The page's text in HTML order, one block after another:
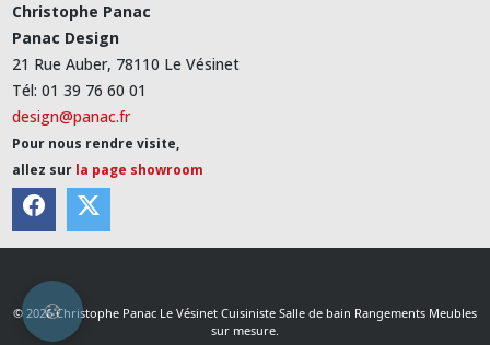
Christophe Panac
Panac Design
21 Rue Auber, 78110 Le Vésinet
Tél: 01 39 76 60 01
design@panac.fr
Pour nous rendre visite,
allez sur la page showroom
© 2026 Christophe Panac Le Vésinet Cuisiniste Salle de bain Rangements Meubles
sur mesure.